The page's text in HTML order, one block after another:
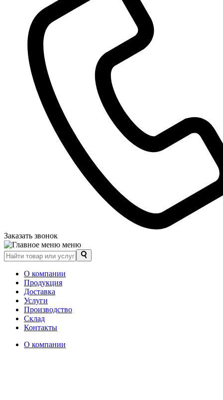
Заказать звонок
меню
О компании
Продукция
Доставка
Услуги
Производство
Склад
Контакты
О компании